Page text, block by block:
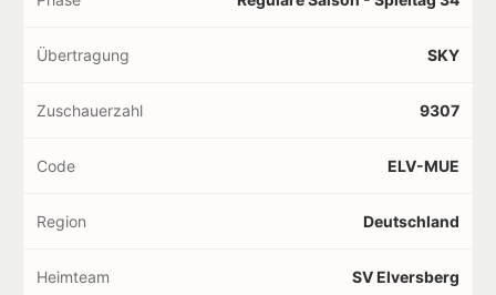
Übertragung SKY
Zuschauerzahl 9307
Code ELV-MUE
Region Deutschland
Heimteam SV Elversberg